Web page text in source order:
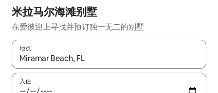
米拉马尔海滩别墅
在爱彼迎上寻找并预订独一无二的别墅
地点
如有搜索结果，请使用上下方向键查看，或通过点击或滑动手势
入住